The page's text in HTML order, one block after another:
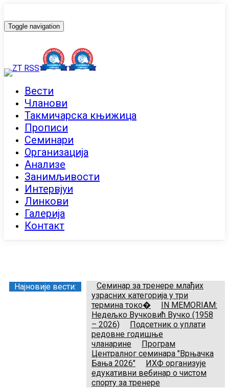
Toggle navigation
Вести
Чланови
Такмичарска књижица
Прописи
Семинари
Организација
Анализе
Занимљивости
Интервјуи
Линкови
Галерија
Контакт
Најновије вести:
Семинар за тренере млађих
узрасних категорија у три
термина токо�
IN MEMORIAM:
Недељко Вучковић Вучко (1958
– 2026)
Подсетник о уплати
редовне годишње
чланарине
Програм
Централног семинара "Врњачка
Бања 2026"
ИХФ организује
едукативни вебинар о чистом
спорту за тренере